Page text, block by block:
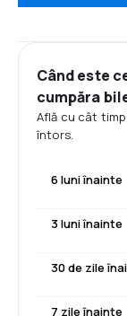
Când este
cumpăra
Află cu cât
întors.
6 luni înainte
3 luni înainte
30 de zile
7 zile înainte